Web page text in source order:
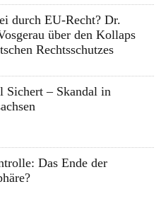
durch EU-Recht? Dr.
über den Kollaps
Rechtsschutzes
Sichert – Skandal in
Das Ende der